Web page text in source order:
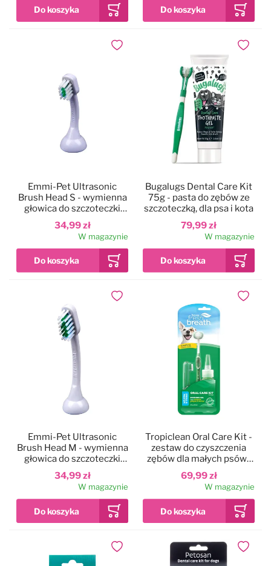
34,99 zł
Emmi-Pet Ultrasonic
Brush Head S - wymienna
głowica do szczoteczki
ultradźwiękowej, mała
W magazynie
Dodaj do ulubionych
79,99 zł
Bugalugs Dental Care Kit
75g - pasta do zębów ze
szczoteczką, dla psa i kota
W magazynie
Dodaj
34,99 zł
Emmi-Pet Ultrasonic
Brush Head M - wymienna
głowica do szczoteczki
ultradźwiękowej, duża
W magazynie
Dodaj do ulubionych
69,99 zł
Tropiclean Oral Care Kit -
zestaw do czyszczenia
zębów dla małych psów i
kotów
W magazynie
Dodaj
Dodaj do ulubionych Dodaj